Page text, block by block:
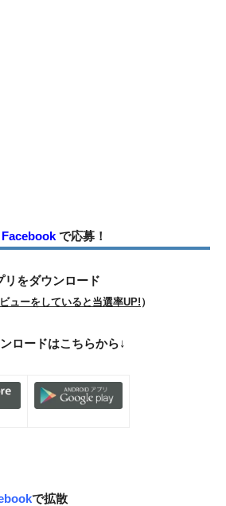
Facebook で応募！
をダウンロード
ューをしていると当選率UP! ）
ロードはこちらから↓
で拡散